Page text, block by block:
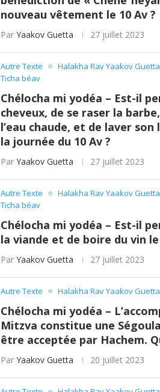
nouveau vêtement le 10 Av ?
Par Yaakov Guetta 27 juillet 2023
Autre Texte Halakha Rav Yaakov
Ticha béav
Chélocha mi yodéa – Est-il
cheveux, de se raser la
l’eau chaude, et de laver
la journée du 10 Av ?
Par Yaakov Guetta 27 juillet 2023
Autre Texte Halakha Rav Yaakov
Ticha béav
Chélocha mi yodéa – Est-il
la viande et de boire du vin le
Par Yaakov Guetta 27 juillet 2023
Autre Texte Halakha Rav Yaakov
Chélocha mi yodéa –
Mitzva constitue une
être acceptée par Hachem.
Par Yaakov Guetta 20 juillet 2023